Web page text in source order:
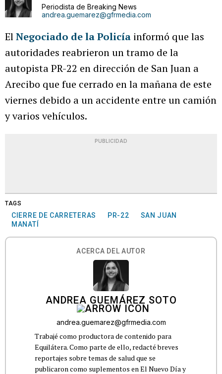
Periodista de Breaking News
andrea.guemarez@gfrmedia.com
ElNegociado de la Policía informó que las
autoridades reabrieron un tramo de la
autopista PR-22 en dirección de San Juan a
Arecibo que fue cerrado en la mañana de este
viernes debido a un accidente entre un camión
y varios vehículos.
PUBLICIDAD
TAGS
CIERRE DE CARRETERAS PR-22
SAN JUAN
MANATÍ
ACERCA DEL AUTOR
ANDREA GUEMÁREZ SOTO
andrea.guemarez@gfrmedia.com
Trabajé como productora de contenido para
Equilátera. Como parte de ello, redacté breves
reportajes sobre temas de salud que se
publicaron como suplementos en El Nuevo Día y